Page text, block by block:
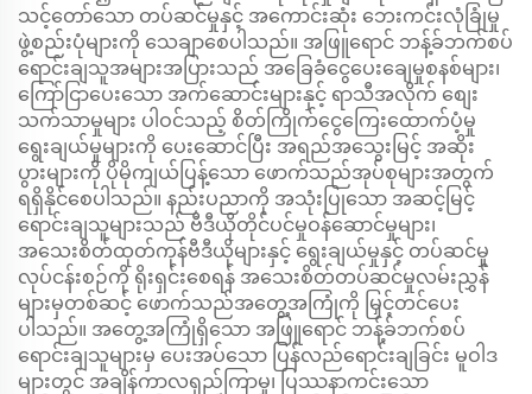
သင့်တော်သော တပ်ဆင်မှုနှင့် အကောင်းဆုံး ဘေးကင်းလုံခြုံမှု
ဖွဲ့စည်းပုံများကို သေချာစေပါသည်။ အဖြူရောင် ဘန့်ခ်ဘက်စပ်
ရောင်းချသူအများအပြားသည် အခြေခံငွေပေးချေမှုစနစ်များ၊
ကြော်ငြာပေးသော အက်ဆောင်းများနှင့် ရာသီအလိုက် စျေး
သက်သာမှုများ ပါဝင်သည့် စိတ်ကြိုက်ငွေကြေးထောက်ပံ့မှု
ရွေးချယ်မှုများကို ပေးဆောင်ပြီး အရည်အသွေးမြင့် အဆိုး
ပွားများကို ပိုမိုကျယ်ပြန့်သော ဖောက်သည်အုပ်စုများအတွက်
ရရှိနိုင်စေပါသည်။ နည်းပညာကို အသုံးပြုသော အဆင့်မြင့်
ရောင်းချသူများသည် ဗီဒီယိုတိုင်ပင်မှုဝန်ဆောင်မှုများ၊
အသေးစိတ်ထုတ်ကုန်ဗီဒီယိုများနှင့် ရွေးချယ်မှုနှင့် တပ်ဆင်မှု
လုပ်ငန်းစဉ်ကို ရိုးရှင်းစေရန် အသေးစိတ်တပ်ဆင်မှုလမ်းညွှန်
များမှတစ်ဆင့် ဖောက်သည်အတွေ့အကြုံကို မြှင့်တင်ပေး
ပါသည်။ အတွေ့အကြုံရှိသော အဖြူရောင် ဘန့်ခ်ဘက်စပ်
ရောင်းချသူများမှ ပေးအပ်သော ပြန်လည်ရောင်းချခြင်း မူဝါဒ
များတွင် အချိန်ကာလရှည်ကြာမှု၊ ပြဿနာကင်းသော